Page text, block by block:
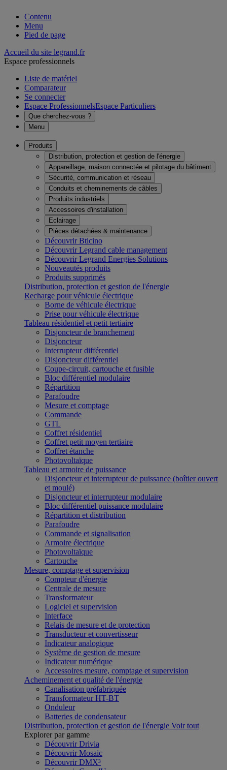
Contenu
Menu
Pied de page
Accueil du site legrand.fr
Espace professionnels
Liste de matériel
Comparateur
Se connecter
Espace ProfessionnelsEspace Particuliers
Que cherchez-vous ?
Menu
Produits
Distribution, protection et gestion de l'énergie
Appareillage, maison connectée et pilotage du bâtiment
Sécurité, communication et réseau
Conduits et cheminements de câbles
Produits industriels
Accessoires d'installation
Eclairage
Pièces détachées & maintenance
Découvrir Bticino
Découvrir Legrand cable management
Découvrir Legrand Energies Solutions
Nouveautés produits
Produits supprimés
Distribution, protection et gestion de l'énergie
Recharge pour véhicule électrique
Borne de véhicule électrique
Prise pour véhicule électrique
Tableau résidentiel et petit tertiaire
Disjoncteur de branchement
Disjoncteur
Interrupteur différentiel
Disjoncteur différentiel
Coupe-circuit, cartouche et fusible
Bloc différentiel modulaire
Répartition
Parafoudre
Mesure et comptage
Commande
GTL
Coffret résidentiel
Coffret petit moyen tertiaire
Coffret étanche
Photovoltaïque
Tableau et armoire de puissance
Disjoncteur et interrupteur de puissance (boîtier ouvert
et moulé)
Disjoncteur et interrupteur modulaire
Bloc différentiel puissance modulaire
Répartition et distribution
Parafoudre
Commande et signalisation
Armoire électrique
Photovoltaïque
Cartouche
Mesure, comptage et supervision
Compteur d'énergie
Centrale de mesure
Transformateur
Logiciel et supervision
Interface
Relais de mesure et de protection
Transducteur et convertisseur
Indicateur analogique
Système de gestion de mesure
Indicateur numérique
Accessoires mesure, comptage et supervision
Acheminement et qualité de l'énergie
Canalisation préfabriquée
Transformateur HT-BT
Onduleur
Batteries de condensateur
Distribution, protection et gestion de l'énergie Voir tout
Explorer par gamme
Découvrir Drivia
Découvrir Mosaic
Découvrir DMX³